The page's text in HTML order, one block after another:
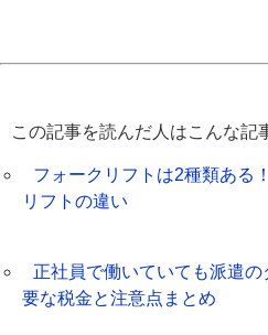
この記事を読んだ人はこんな記
フォークリフトは2種類ある
リフトの違い
正社員で働いていても派遣
要な税金と注意点まとめ